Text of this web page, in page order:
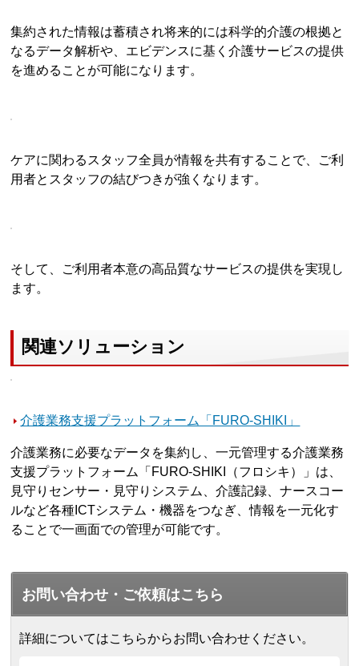
集約された情報は蓄積され将来的には科学的介護の根拠と
なるデータ解析や、エビデンスに基く介護サービスの提供
を進めることが可能になります。
ケアに関わるスタッフ全員が情報を共有することで、ご利
用者とスタッフの結びつきが強くなります。
そして、ご利用者本意の高品質なサービスの提供を実現し
ます。
関連ソリューション
介護業務支援プラットフォーム「FURO-SHIKI」
介護業務に必要なデータを集約し、一元管理する介護業務
支援プラットフォーム「FURO-SHIKI（フロシキ）」は、
見守りセンサー・見守りシステム、介護記録、ナースコー
ルなど各種ICTシステム・機器をつなぎ、情報を一元化す
ることで一画面での管理が可能です。
お問い合わせ・ご依頼はこちら
詳細についてはこちらからお問い合わせください。